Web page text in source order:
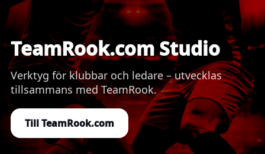
TeamRook.com Studio
Verktyg för klubbar och ledare – utvecklas
tillsammans med TeamRook.
Till TeamRook.com